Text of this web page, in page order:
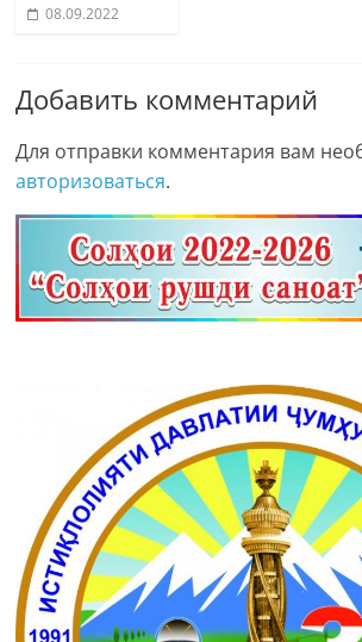
08.09.2022
Добавить комментарий
Для отправки комментария вам
авторизоваться.